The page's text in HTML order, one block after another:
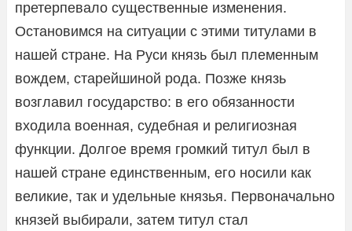
претерпевало существенные изменения.
Остановимся на ситуации с этими титулами в
нашей стране. На Руси князь был племенным
вождем, старейшиной рода. Позже князь
возглавил государство: в его обязанности
входила военная, судебная и религиозная
функции. Долгое время громкий титул был в
нашей стране единственным, его носили как
великие, так и удельные князья. Первоначально
князей выбирали, затем титул стал